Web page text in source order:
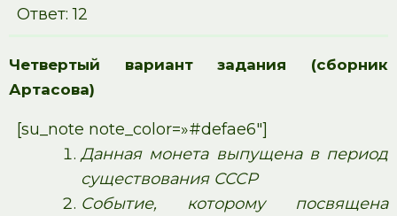
Ответ: 12
Четвертый вариант задания (сборник
Артасова)
[su_note note_color=»#defae6″]
Данная монета выпущена в период
существования СССР
Событие, которому посвящена